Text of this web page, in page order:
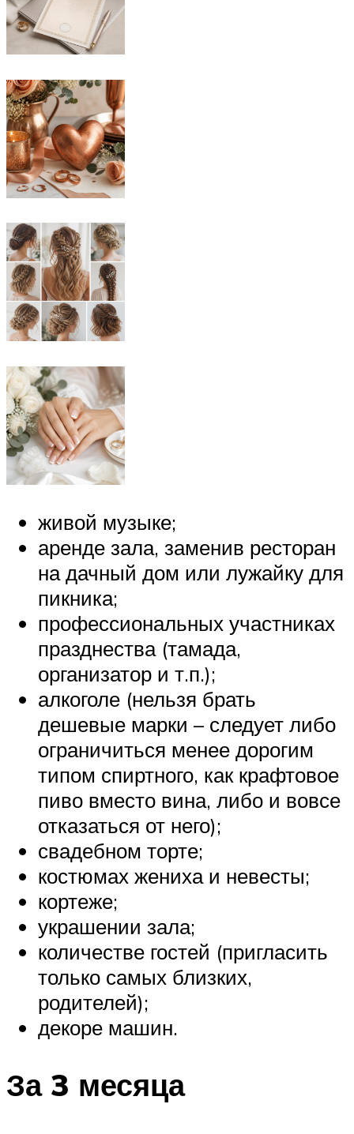
живой музыке;
аренде зала, заменив ресторан
на дачный дом или лужайку для
пикника;
профессиональных участниках
празднества (тамада,
организатор и т.п.);
алкоголе (нельзя брать
дешевые марки – следует либо
ограничиться менее дорогим
типом спиртного, как крафтовое
пиво вместо вина, либо и вовсе
отказаться от него);
свадебном торте;
костюмах жениха и невесты;
кортеже;
украшении зала;
количестве гостей (пригласить
только самых близких,
родителей);
декоре машин.
За 3 месяца